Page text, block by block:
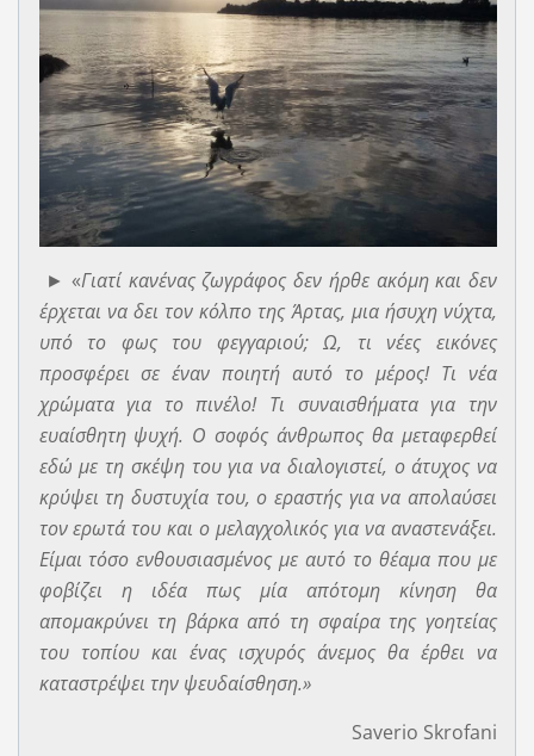
► «Γιατί κανένας ζωγράφος δεν ήρθε ακόμη και δεν
έρχεται να δει τον κόλπο της Άρτας, μια ήσυχη νύχτα,
υπό το φως του φεγγαριού; Ω, τι νέες εικόνες
προσφέρει σε έναν ποιητή αυτό το μέρος! Τι νέα
χρώματα για το πινέλο! Τι συναισθήματα για την
ευαίσθητη ψυχή. Ο σοφός άνθρωπος θα μεταφερθεί
εδώ με τη σκέψη του για να διαλογιστεί, ο άτυχος να
κρύψει τη δυστυχία του, ο εραστής για να απολαύσει
τον ερωτά του και ο μελαγχολικός για να αναστενάξει.
Είμαι τόσο ενθουσιασμένος με αυτό το θέαμα που με
φοβίζει η ιδέα πως μία απότομη κίνηση θα
απομακρύνει τη βάρκα από τη σφαίρα της γοητείας
του τοπίου και ένας ισχυρός άνεμος θα έρθει να
καταστρέψει την ψευδαίσθηση.»
Saverio Skrofani